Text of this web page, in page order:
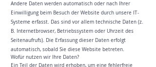
Andere Daten werden automatisch oder nach Ihrer
Einwilligung beim Besuch der Website durch unsere IT-
Systeme erfasst. Das sind vor allem technische Daten (z.
B. Internetbrowser, Betriebssystem oder Uhrzeit des
Seitenaufrufs). Die Erfassung dieser Daten erfolgt
automatisch, sobald Sie diese Website betreten.
Wofür nutzen wir Ihre Daten?
Ein Teil der Daten wird erhoben, um eine fehlerfreie